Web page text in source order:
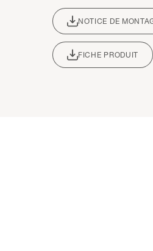
NOTICE DE
FICHE PRODUIT